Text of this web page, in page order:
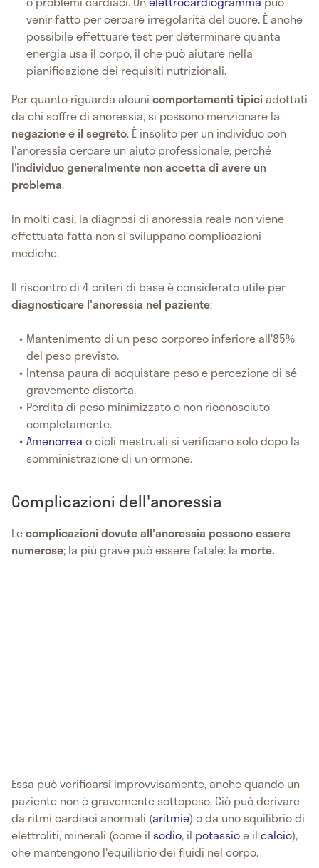
venir fatto per cercare irregolarità del cuore. È anche
possibile effettuare test per determinare quanta
energia usa il corpo, il che può aiutare nella
pianificazione dei requisiti nutrizionali.
Per quanto riguarda alcuni comportamenti tipici adottati
da chi soffre di anoressia, si possono menzionare la
negazione e il segreto. È insolito per un individuo con
l'anoressia cercare un aiuto professionale, perché
l'individuo generalmente non accetta di avere un
problema.
In molti casi, la diagnosi di anoressia reale non viene
effettuata fatta non si sviluppano complicazioni
mediche.
Il riscontro di 4 criteri di base è considerato utile per
diagnosticare l'anoressia nel paziente:
Mantenimento di un peso corporeo inferiore all'85%
del peso previsto.
Intensa paura di acquistare peso e percezione di sé
gravemente distorta.
Perdita di peso minimizzato o non riconosciuto
completamente.
Amenorrea o cicli mestruali si verificano solo dopo la
somministrazione di un ormone.
Complicazioni dell'anoressia
Lecomplicazioni dovute all'anoressia possono essere
numerose; la più grave può essere fatale: la morte.
Essa può verificarsi improvvisamente, anche quando un
paziente non è gravemente sottopeso. Ciò può derivare
da ritmi cardiaci anormali (aritmie) o da uno squilibrio di
elettroliti, minerali (come il sodio, il potassioe il calcio),
che mantengono l'equilibrio dei fluidi nel corpo.